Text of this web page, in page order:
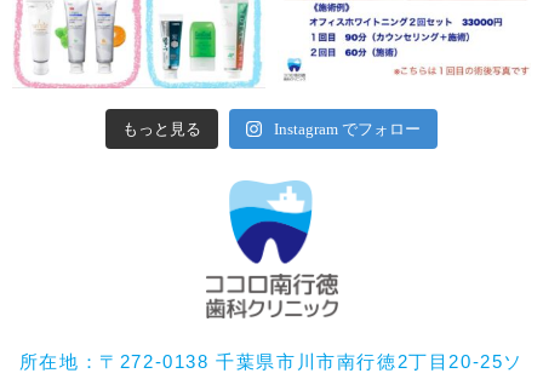
もっと見る Instagram でフォロー
所在地：〒272-0138 千葉県市川市南行徳2丁目20-25ソ